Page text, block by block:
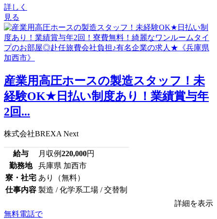
詳しく
見る
産業用高圧ホースの製造スタッフ！未
経験OK★日払い制度あり！業績賞与年
2回...
株式会社BREXA Next
給与 月収例220,000円
勤務地
兵庫県 加西市
寮・社宅 あり（無料）
仕事内容 製造 / 化学系工場 / 交替制
詳細を表示
無料電話で